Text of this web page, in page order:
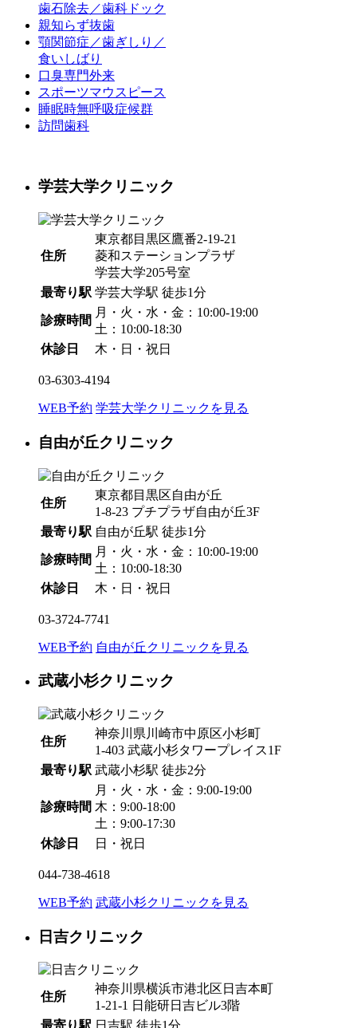
歯石除去／歯科ドック
親知らず抜歯
顎関節症／歯ぎしり／
食いしばり
口臭専門外来
スポーツマウスピース
睡眠時無呼吸症候群
訪問歯科
学芸大学クリニック
住所
東京都目黒区鷹番2-19-21
菱和ステーションプラザ
学芸大学205号室
最寄り駅 学芸大学駅 徒歩1分
診療時間
月・火・水・金：10:00-19:00
土：10:00-18:30
休診日
木・日・祝日
03-6303-4194
WEB予約 学芸大学クリニックを見る
自由が丘クリニック
住所
東京都目黒区自由が丘
1-8-23 プチプラザ自由が丘3F
最寄り駅 自由が丘駅 徒歩1分
診療時間
月・火・水・金：10:00-19:00
土：10:00-18:30
休診日
木・日・祝日
03-3724-7741
WEB予約 自由が丘クリニックを見る
武蔵小杉クリニック
住所
神奈川県川崎市中原区小杉町
1-403 武蔵小杉タワープレイス1F
最寄り駅 武蔵小杉駅 徒歩2分
診療時間
月・火・水・金：9:00-19:00
木：9:00-18:00
土：9:00-17:30
休診日
日・祝日
044-738-4618
WEB予約 武蔵小杉クリニックを見る
日吉クリニック
住所
神奈川県横浜市港北区日吉本町
1-21-1 日能研日吉ビル3階